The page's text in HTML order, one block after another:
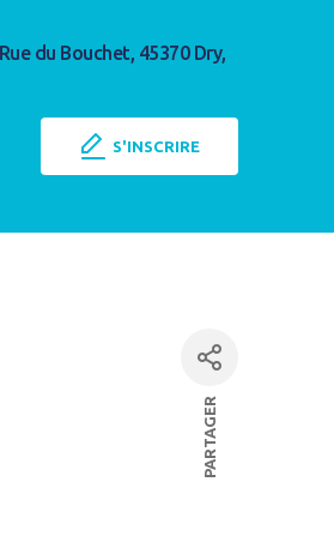
du Bouchet, 45370 Dry,
S'INSCRIRE
facebook
PARTAGER